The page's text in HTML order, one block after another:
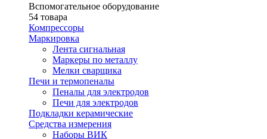
Вспомогательное оборудование
54 товара
Компрессоры
Маркировка
Лента сигнальная
Маркеры по металлу
Мелки сварщика
Печи и термопеналы
Пеналы для электродов
Печи для электродов
Подкладки керамические
Средства измерения
Наборы ВИК